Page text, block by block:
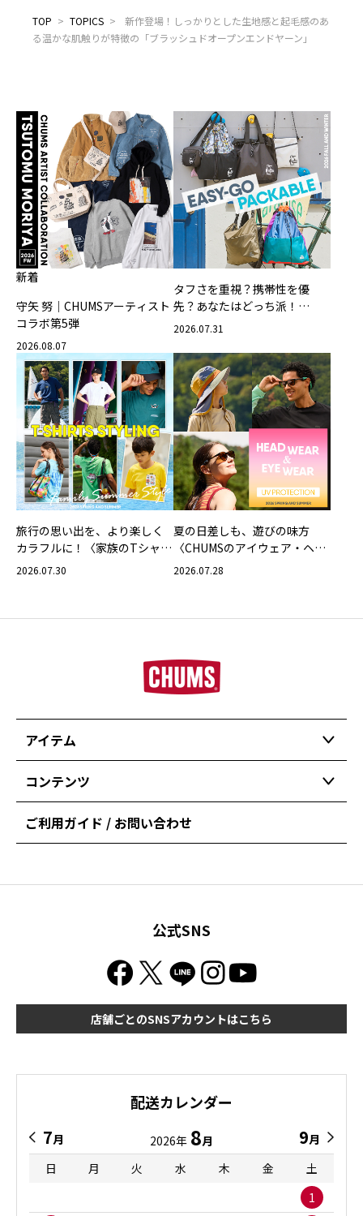
TOP > TOPICS >
新作登場！しっかりとした生地感と起毛感のあ
る温かな肌触りが特徴の「ブラッシュドオープンエンドヤーン」
新着
守矢 努｜CHUMSアーティスト
コラボ第5弾
2026.08.07
タフさを重視？携帯性を優
先？あなたはどっち派！
CHUMSの軽量バッグ
2026.07.31
旅行の思い出を、より楽しく
カラフルに！〈家族のTシャツ
スタイリング特集〉
2026.07.30
夏の日差しも、遊びの味方
〈CHUMSのアイウェア・ヘッ
ドウェア〉
2026.07.28
アイテム
コンテンツ
ご利用ガイド / お問い合わせ
公式SNS
店舗ごとのSNSアカウントはこちら
配送カレンダー
7月 2026年 8月 9月
日
月 火 水 木 金
土
1